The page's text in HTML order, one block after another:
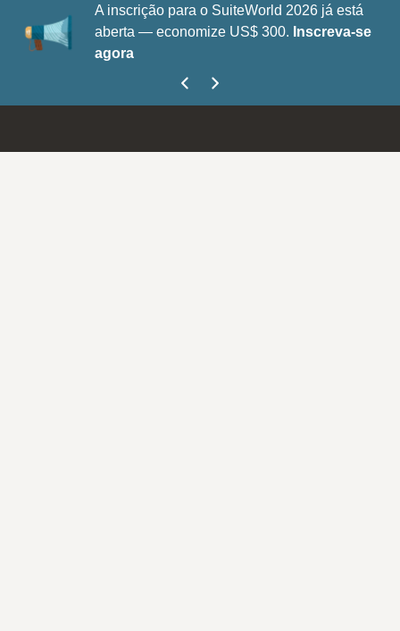
A inscrição para o SuiteWorld 2026 já está
aberta — economize US$ 300. Inscreva-se
agora